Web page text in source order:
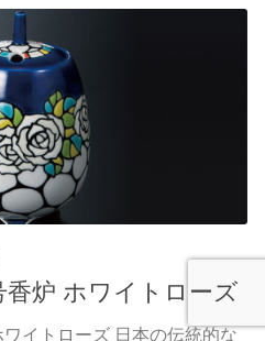
香炉 ホワイトローズ
イトローズ 日本の伝統的な